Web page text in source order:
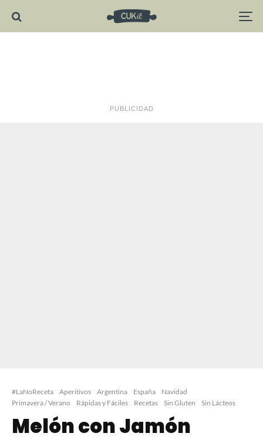
PUBLICIDAD
#LaNoReceta Aperitivos Argentina España
Navidad
Primavera / Verano
Rápidas y Fáciles Recetas Sin Gluten Sin Lácteos
Melón con Jamón